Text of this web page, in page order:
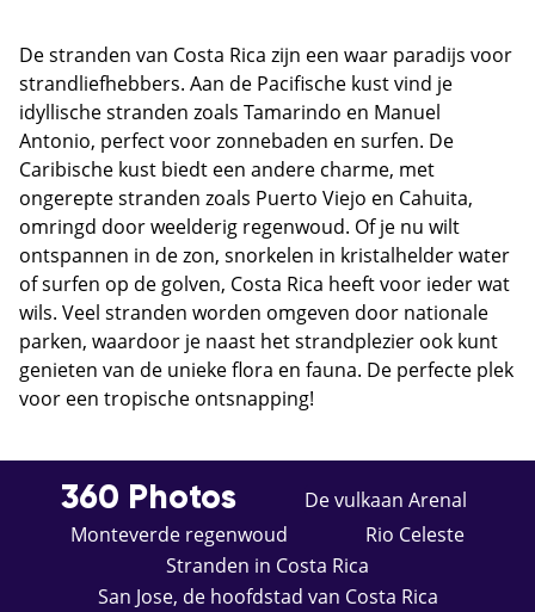
De stranden van Costa Rica zijn een waar paradijs voor
strandliefhebbers. Aan de Pacifische kust vind je
idyllische stranden zoals Tamarindo en Manuel
Antonio, perfect voor zonnebaden en surfen. De
Caribische kust biedt een andere charme, met
ongerepte stranden zoals Puerto Viejo en Cahuita,
omringd door weelderig regenwoud. Of je nu wilt
ontspannen in de zon, snorkelen in kristalhelder water
of surfen op de golven, Costa Rica heeft voor ieder wat
wils. Veel stranden worden omgeven door nationale
parken, waardoor je naast het strandplezier ook kunt
genieten van de unieke flora en fauna. De perfecte plek
voor een tropische ontsnapping!
360 Photos
De vulkaan Arenal
Monteverde regenwoud
Rio Celeste
Stranden in Costa Rica
San Jose, de hoofdstad van Costa Rica